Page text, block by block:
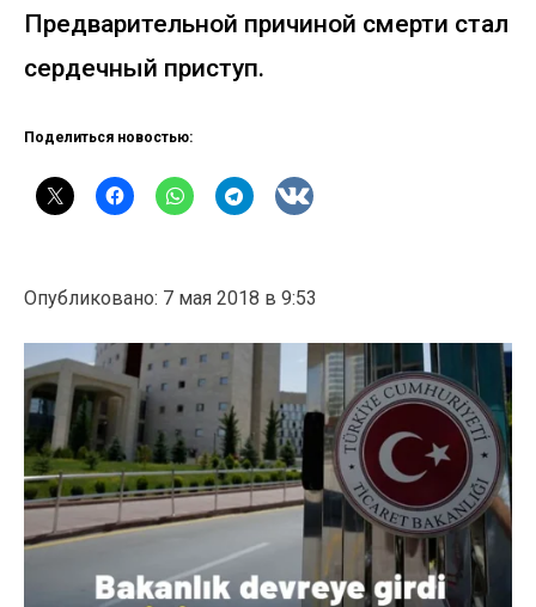
Предварительной причиной смерти стал
сердечный приступ.
Поделиться новостью:
Опубликовано: 7 мая 2018 в 9:53